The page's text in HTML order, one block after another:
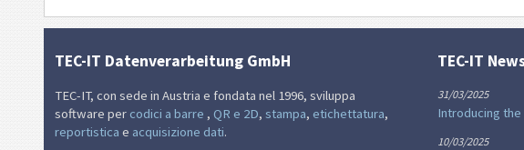
TEC-IT Datenverarbeitung GmbH
TEC-IT, con sede in Austria e fondata nel 1996, sviluppa
software per codici a barre , QR e 2D, stampa, etichettatura,
reportistica e acquisizione dati.
TEC-IT
31/03/2025
Introducing
10/03/2025